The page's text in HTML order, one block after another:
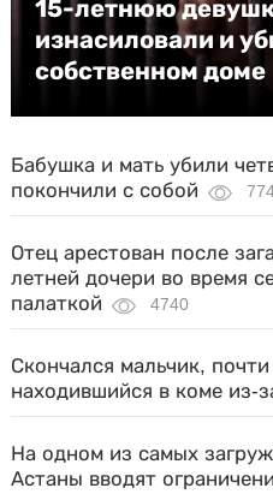
15-летнюю
изнасиловали и
собственном доме
Бабушка и мать убили
покончили с собой
Отец арестован после
летней дочери во время
палаткой
4740
Скончался мальчик, почти
находившийся в коме из-
На одном из самых
Астаны вводят